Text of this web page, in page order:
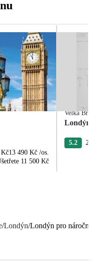
Kč13 490 Kč /os.
11 500 Kč
Velká
Londýn
5.2
/Londýn/Londýn pro náročné